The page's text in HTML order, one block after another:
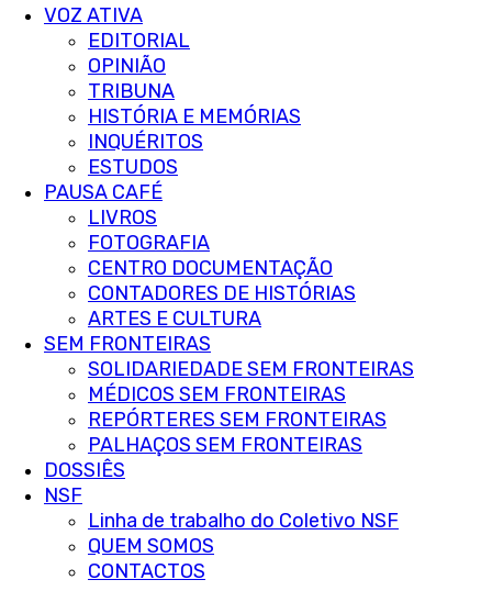
VOZ ATIVA
EDITORIAL
OPINIÃO
TRIBUNA
HISTÓRIA E MEMÓRIAS
INQUÉRITOS
ESTUDOS
PAUSA CAFÉ
LIVROS
FOTOGRAFIA
CENTRO DOCUMENTAÇÃO
CONTADORES DE HISTÓRIAS
ARTES E CULTURA
SEM FRONTEIRAS
SOLIDARIEDADE SEM FRONTEIRAS
MÉDICOS SEM FRONTEIRAS
REPÓRTERES SEM FRONTEIRAS
PALHAÇOS SEM FRONTEIRAS
DOSSIÊS
NSF
Linha de trabalho do Coletivo NSF
QUEM SOMOS
CONTACTOS